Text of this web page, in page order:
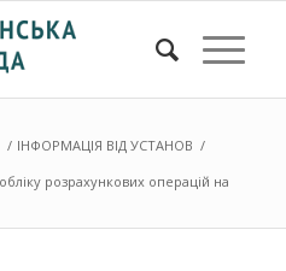
/ ІНФОРМАЦІЯ ВІД УСТАНОВ /
розрахункових операцій на